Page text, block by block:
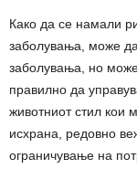
Како да се намали
заболувања, може
заболувања, но
правилно да
животниот стил кои
исхрана, редовно
ограничување на